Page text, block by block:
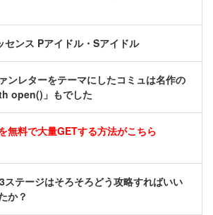
センス Pアイドル・Sアイドル
ンレターをテーマにしたコミュは名作の
open()」もでした
無料で大量GETする方法がこちら
ステージはそろそろどう攻略すればいい
か？